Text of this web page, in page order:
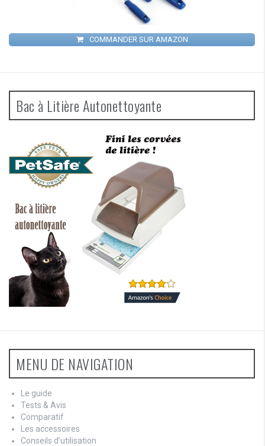
COMMANDER SUR AMAZON
Bac à Litière Autonettoyante
MENU DE NAVIGATION
Le guide
Tests & Avis
Comparatif
Les accessoires
Conseils d’utilisation